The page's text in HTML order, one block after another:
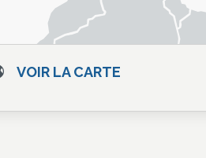
VOIR LA CARTE